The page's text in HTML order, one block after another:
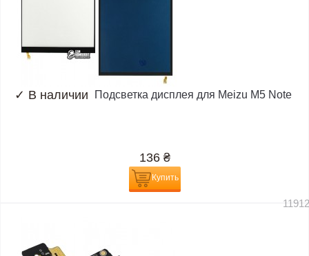
✓ В наличии Подсветка дисплея для Meizu M5 Note
136 ₴
Купить